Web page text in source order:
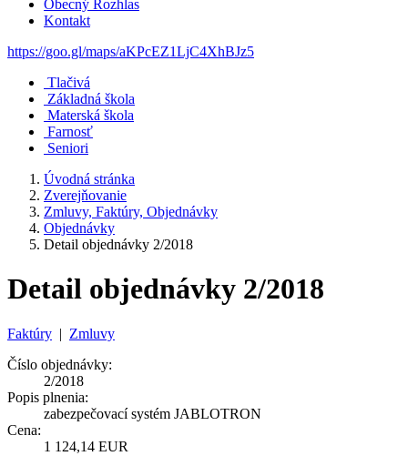
Obecný Rozhlas
Kontakt
https://goo.gl/maps/aKPcEZ1LjC4XhBJz5
Tlačivá
Základná škola
Materská škola
Farnosť
Seniori
Úvodná stránka
Zverejňovanie
Zmluvy, Faktúry, Objednávky
Objednávky
Detail objednávky 2/2018
Detail objednávky 2/2018
Faktúry | Zmluvy
Číslo objednávky:
2/2018
Popis plnenia:
zabezpečovací systém JABLOTRON
Cena:
1 124,14 EUR